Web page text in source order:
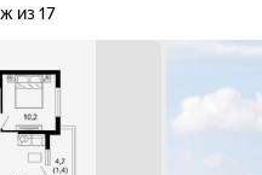
из 17